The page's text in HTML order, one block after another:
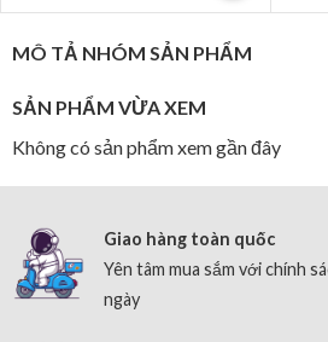
MÔ TẢ NHÓM SẢN PHẨM
SẢN PHẨM VỪA XEM
Không có sản phẩm xem gần đây
Giao hàng toàn quốc
Yên tâm mua sắm với chính
ngày